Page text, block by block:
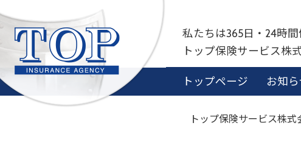
私たちは365日・24時間
トップ保険サービス株
トップページ お知
トップ保険サービス株式